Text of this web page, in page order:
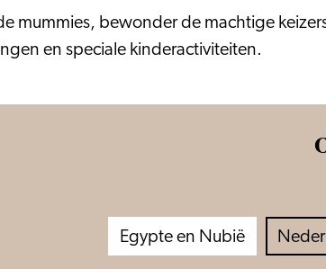
mummies, bewonder de machtige
en speciale kinderactiviteiten.
Egypte en Nubië